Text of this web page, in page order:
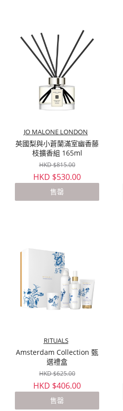
JO MALONE LONDON
英國梨與小蒼蘭滿室幽香藤
枝擴香組 165ml
HKD $815.00
HKD $530.00
售罄
RITUALS
Amsterdam Collection 甄
選禮盒
HKD $625.00
HKD $406.00
售罄